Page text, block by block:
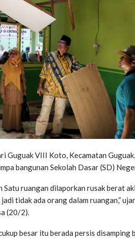
Guguak VIII Koto, Kecamatan
bangunan Sekolah Dasar (SD)
Satu ruangan dilaporkan rusak berat
tidak ada orang dalam ruangan,”
(20/2).
besar itu berada persis disamping